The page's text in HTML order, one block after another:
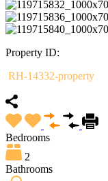
Property ID:
RH-14332-property
Bedrooms
2
Bathrooms